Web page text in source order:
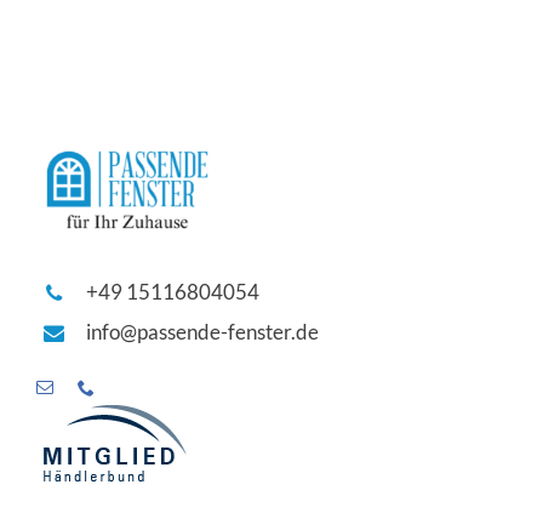
+49 15116804054
info@passende-fenster.de